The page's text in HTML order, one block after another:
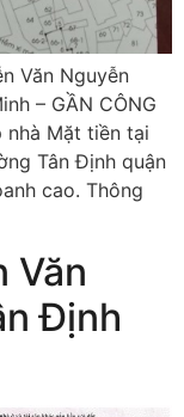
Văn Nguyễn
– GẦN CÔNG
nhà Mặt tiền tại
Tân Định quận
cao. Thông
Văn
Định